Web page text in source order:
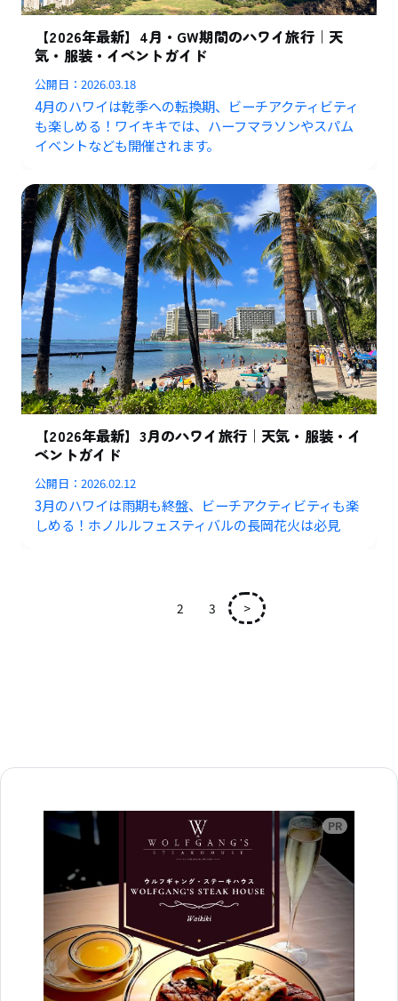
【2026年最新】4月・GW期間のハワイ旅行｜天
気・服装・イベントガイド
公開日：2026.03.18
4月のハワイは乾季への転換期、ビーチアクティビティ
も楽しめる！ワイキキでは、ハーフマラソンやスパム
イベントなども開催されます。
【2026年最新】3月のハワイ旅行｜天気・服装・イ
ベントガイド
公開日：2026.02.12
3月のハワイは雨期も終盤、ビーチアクティビティも楽
しめる！ホノルルフェスティバルの長岡花火は必見
2 3 >
広告